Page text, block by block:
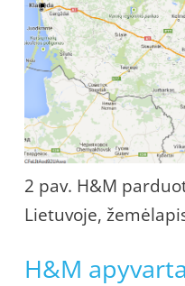
2 pav. H&M
Lietuvoje,
H&M